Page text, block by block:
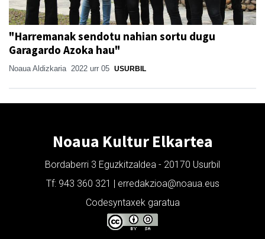
"Harremanak sendotu nahian sortu dugu
Garagardo Azoka hau"
Noaua Aldizkaria 2022 urr 05 USURBIL
Noaua Kultur Elkartea
Bordaberri 3 Eguzkitzaldea - 20170 Usurbil
Tf: 943 360 321 | erredakzioa@noaua.eus
Codesyntaxek garatua